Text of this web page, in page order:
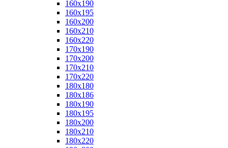
160x190
160x195
160x200
160x210
160x220
170x190
170x200
170x210
170x220
180x180
180x186
180x190
180x195
180x200
180x210
180x220